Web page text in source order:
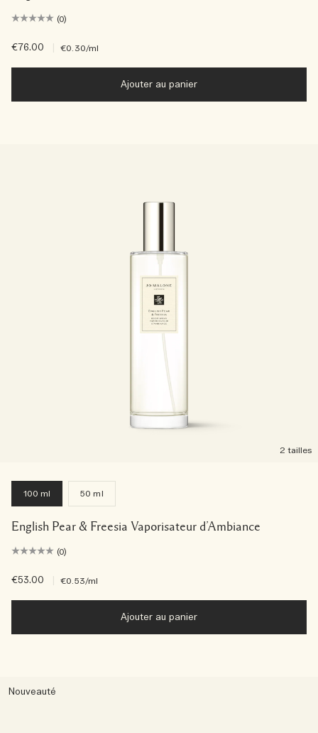
(0)
€76.00 €0.30/ml
Ajouter au panier
2 tailles
100 ml 50 ml
English Pear & Freesia Vaporisateur d’Ambiance
(0)
€53.00 €0.53/ml
Ajouter au panier
Nouveauté